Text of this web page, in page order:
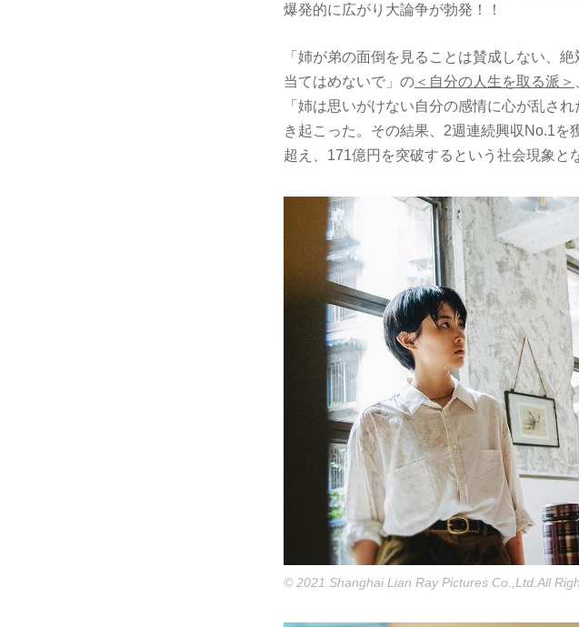
爆発的に広がり大論争が勃発！！
「姉が弟の面倒を見ることは賛成しない、
当てはめないで」の ＜自分の人生を取る派＞
「姉は思いがけない自分の感情に心が乱され
き起こった。その結果、2週連続興収No.1
超え、171億円を突破するという社会現象と
© 2021 Shanghai Lian Ray Pictures Co.,Ltd.All